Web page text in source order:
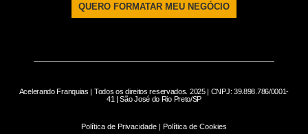
QUERO FORMATAR MEU NEGÓCIO
Acelerando Franquias | Todos os direitos reservados. 2025 | CNPJ: 39.898.786/0001-
41 | São José do Rio Preto/SP
Política de Privacidade | Política de Cookies